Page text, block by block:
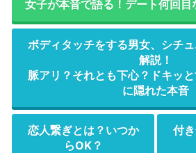
女子が本音で語る！デート何回目
ボディタッチをする男女、シチ
解説！
脈アリ？それとも下心？ドキッ
に隠れた本音
恋人繋ぎとは？いつか
らOK？
付